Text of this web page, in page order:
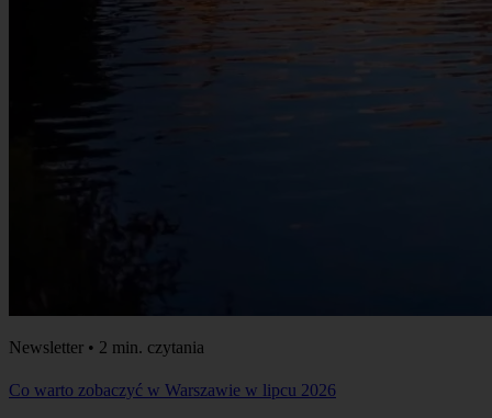
Lipcowe wieczory nad Wisłą i darmowe koncerty chopinowskie w
Łazienkach to stałe punkty letniego kalendarza Warszawy. W tym
najważniejsze wydarzenia i miejsca, na które warto zwrócić uwagę